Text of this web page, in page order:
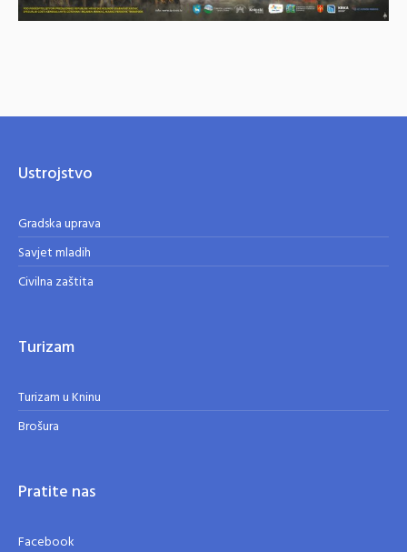
Ustrojstvo
Gradska uprava
Savjet mladih
Civilna zaštita
Turizam
Turizam u Kninu
Brošura
Pratite nas
Facebook